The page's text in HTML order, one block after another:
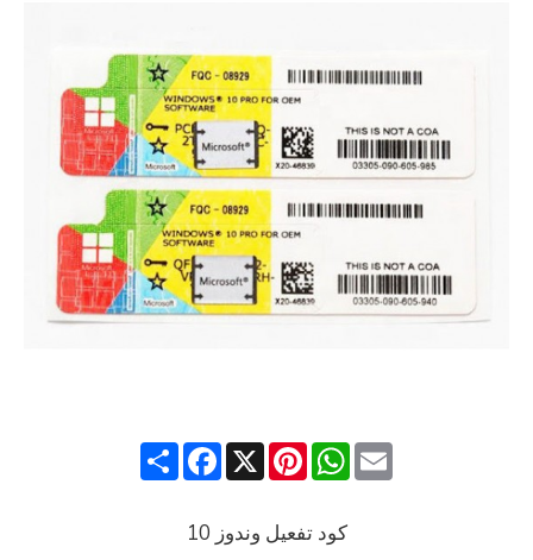
Share
Facebook X
Pinterest
WhatsAppEmail
كود تفعيل وندوز 10